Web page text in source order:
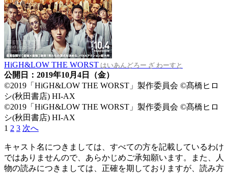
HiGH&LOW THE WORST はいあんどろー ざ わーすと
公開日：2019年10月4日（金）
©2019「HiGH&LOW THE WORST」製作委員会 ©髙橋ヒロ
シ(秋田書店) HI-AX
©2019「HiGH&LOW THE WORST」製作委員会 ©髙橋ヒロ
シ(秋田書店) HI-AX
1 2 3 次へ
キャスト名につきましては、すべての方を記載しているわけ
ではありませんので、あらかじめご承知願います。また、人
物の読みにつきましては、正確を期しておりますが、読み方